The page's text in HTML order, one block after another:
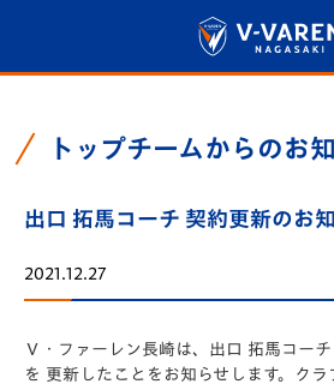
トップチームからのお
出口 拓馬コーチ 契約更新のお
2021.12.27
Ｖ・ファーレン長崎は、出口 拓馬コー
を 更新したことをお知らせします。ク